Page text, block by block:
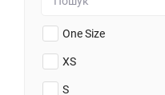
One Size
XS
S